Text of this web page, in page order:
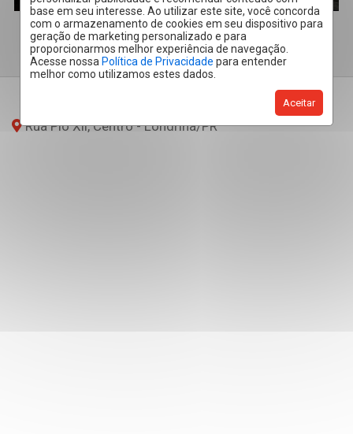
base em seu interesse. Ao utilizar este site, você concorda
com o armazenamento de cookies em seu dispositivo para
geração de marketing personalizado e para
proporcionarmos melhor experiência de navegação.
Acesse nossa Política de Privacidade para entender
melhor como utilizamos estes dados.
Aceitar
Rua Pio Xii, Centro - Londrina/PR